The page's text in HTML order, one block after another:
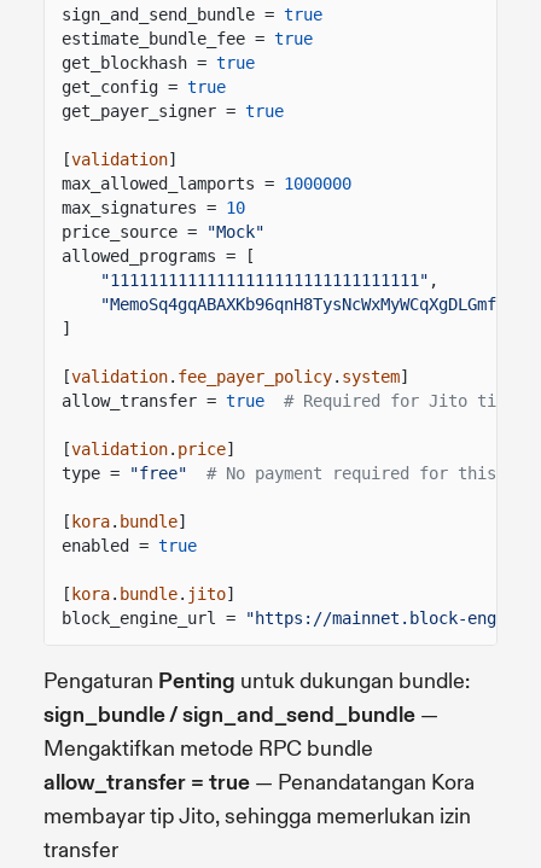
sign_and_send_bundle = true
estimate_bundle_fee = true
get_blockhash = true
get_config = true
get_payer_signer = true
[validation]
max_allowed_lamports = 1000000
max_signatures = 10
price_source =
"Mock"
allowed_programs = [
"11111111111111111111111111111111" ,
"MemoSq4gqABAXKb96qnH8TysNcWxMyWCqXgDLGmfcHr"
]
[validation. fee_payer_policy. system]
allow_transfer = true # Required for Jito tip
[validation. price]
type =
"free" # No payment required for this
[ kora. bundle]
enabled = true
[ kora. bundle. jito]
block_engine_url =
"https://mainnet.block-
Pengaturan Penting untuk dukungan bundle:
sign_bundle / sign_and_send_bundle —
Mengaktifkan metode RPC bundle
allow_transfer = true — Penandatangan Kora
membayar tip Jito, sehingga memerlukan izin
transfer